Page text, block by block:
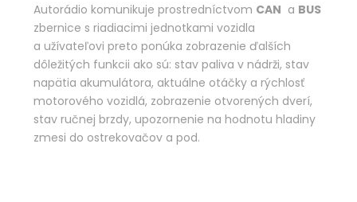
Autorádio komunikuje prostredníctvom CAN a BUS
zbernice s riadiacimi jednotkami vozidla
a užívateľovi preto ponúka zobrazenie ďalších
dôležitých funkcii ako sú: stav paliva v nádrži, stav
napätia akumulátora, aktuálne otáčky a rýchlosť
motorového vozidlá, zobrazenie otvorených dverí,
stav ručnej brzdy, upozornenie na hodnotu hladiny
zmesi do ostrekovačov a pod.